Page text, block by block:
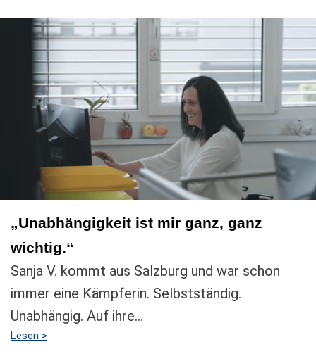
„Unabhängigkeit ist mir ganz, ganz
wichtig.“
Sanja V. kommt aus Salzburg und war schon
immer eine Kämpferin. Selbstständig.
Unabhängig. Auf ihre...
Lesen >